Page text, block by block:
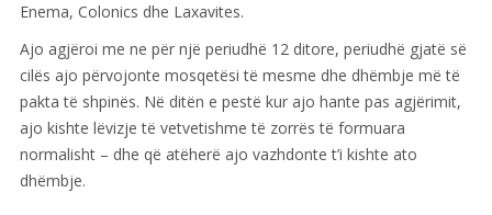
Enema, Colonics dhe Laxavites.
Ajo agjëroi me ne për një periudhë 12 ditore, periudhë gjatë së
cilës ajo përvojonte mosqetësi të mesme dhe dhëmbje më të
pakta të shpinës. Në ditën e pestë kur ajo hante pas agjërimit,
ajo kishte lëvizje të vetvetishme të zorrës të formuara
normalisht – dhe që atëherë ajo vazhdonte t’i kishte ato
dhëmbje.